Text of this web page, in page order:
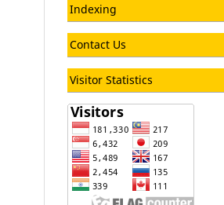
Indexing
Contact Us
Visitor Statistics